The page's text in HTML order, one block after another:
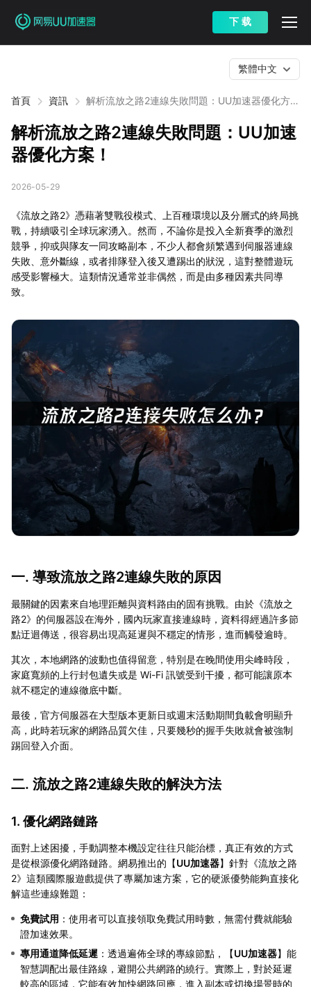
下 载
首頁 資訊
解析流放之路2連線失敗問題：UU加速器優化方
繁體中文
解析流放之路2連線失敗問題：UU加速
器優化方案！
2026-05-29
《流放之路2》憑藉著雙戰役模式、上百種環境以及分層式的終局挑
戰，持續吸引全球玩家湧入。然而，不論你是投入全新賽季的激烈
競爭，抑或與隊友一同攻略副本，不少人都會頻繁遇到伺服器連線
失敗、意外斷線，或者排隊登入後又遭踢出的狀況，這對整體遊玩
感受影響極大。這類情況通常並非偶然，而是由多種因素共同導
致。
一. 導致流放之路2連線失敗的原因
最關鍵的因素來自地理距離與資料路由的固有挑戰。由於《流放之
路2》的伺服器設在海外，國內玩家直接連線時，資料得經過許多節
點迂迴傳送，很容易出現高延遲與不穩定的情形，進而觸發逾時。
其次，本地網路的波動也值得留意，特別是在晚間使用尖峰時段，
家庭寬頻的上行封包遺失或是 Wi-Fi 訊號受到干擾，都可能讓原本
就不穩定的連線徹底中斷。
最後，官方伺服器在大型版本更新日或週末活動期間負載會明顯升
高，此時若玩家的網路品質欠佳，只要幾秒的握手失敗就會被強制
踢回登入介面。
二. 流放之路2連線失敗的解決方法
1. 優化網路鏈路
面對上述困擾，手動調整本機設定往往只能治標，真正有效的方式
是從根源優化網路鏈路。網易推出的【UU加速器】針對《流放之路
2》這類國際服遊戲提供了專屬加速方案，它的硬派優勢能夠直接化
解這些連線難題：
免費試用 ：使用者可以直接領取免費試用時數，無需付費就能驗
證加速效果。
專用通道降低延遲 ：透過遍佈全球的專線節點，【UU加速器】能
智慧調配出最佳路線，避開公共網路的繞行。實際上，對於延遲
較高的區域，它能有效加快網路回應，進入副本或切換場景時的